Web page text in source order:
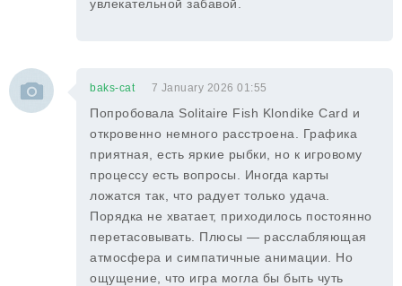
увлекательной забавой.
baks-cat 7 January 2026 01:55
Попробовала Solitaire Fish Klondike Card и
откровенно немного расстроена. Графика
приятная, есть яркие рыбки, но к игровому
процессу есть вопросы. Иногда карты
ложатся так, что радует только удача.
Порядка не хватает, приходилось постоянно
перетасовывать. Плюсы — расслабляющая
атмосфера и симпатичные анимации. Но
ощущение, что игра могла бы быть чуть